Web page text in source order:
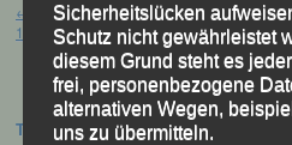
←
Panoramalauf, Altenfelden (AUT),
16. Juli 2016
Termine:
Sicherheitslücken
Schutz nicht gewährleistet
diesem Grund steht es
frei, personenbezogene
alternativen Wegen,
uns zu übermitteln.